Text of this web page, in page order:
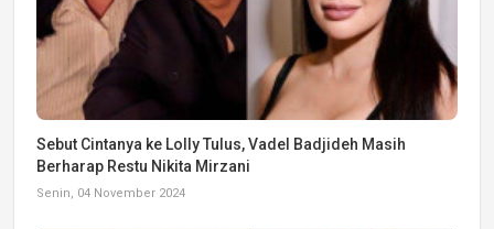
Sebut Cintanya ke Lolly Tulus, Vadel Badjideh Masih
Berharap Restu Nikita Mirzani
Senin, 04 November 2024